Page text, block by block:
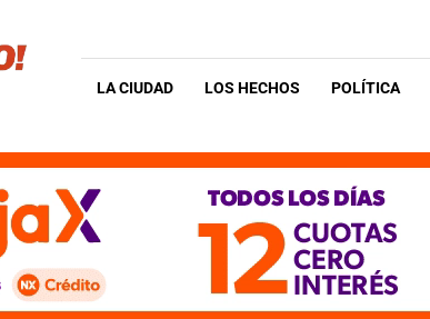
LA CIUDAD LOS HECHOS POLÍTICA